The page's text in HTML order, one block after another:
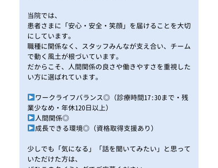
当院では、
患者さまに「安心・安全・笑顔」を届けることを大切
にしています。
職種に関係なく、スタッフみんなが支え合い、チーム
で動く風土が根づいています。
だからこそ、人間関係の良さや働きやすさを重視した
い方に選ばれています。
ワークライフバランス◎（診療時間17:30まで・残
業少なめ・年休120日以上）
人間関係◎
成長できる環境◎（資格取得支援あり）
少しでも「気になる」「話を聞いてみたい」と思って
いただけた方は、